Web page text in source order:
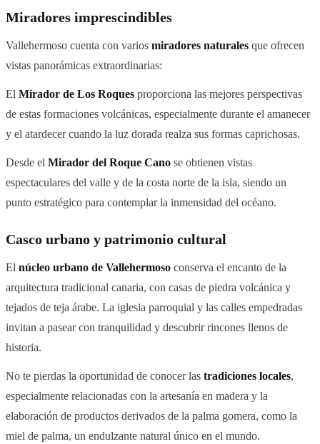
Miradores imprescindibles
Vallehermoso cuenta con varios miradores naturales que ofrecen
vistas panorámicas extraordinarias:
El Mirador de Los Roques proporciona las mejores perspectivas
de estas formaciones volcánicas, especialmente durante el amanecer
y el atardecer cuando la luz dorada realza sus formas caprichosas.
Desde el Mirador del Roque Cano se obtienen vistas
espectaculares del valle y de la costa norte de la isla, siendo un
punto estratégico para contemplar la inmensidad del océano.
Casco urbano y patrimonio cultural
El núcleo urbano de Vallehermoso conserva el encanto de la
arquitectura tradicional canaria, con casas de piedra volcánica y
tejados de teja árabe. La iglesia parroquial y las calles empedradas
invitan a pasear con tranquilidad y descubrir rincones llenos de
historia.
No te pierdas la oportunidad de conocer las tradiciones locales,
especialmente relacionadas con la artesanía en madera y la
elaboración de productos derivados de la palma gomera, como la
miel de palma, un endulzante natural único en el mundo.